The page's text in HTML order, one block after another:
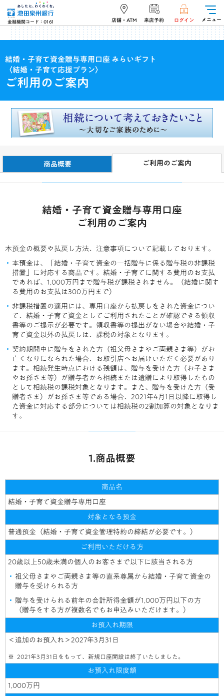
金融機関コード：0161 店舗・ATM 来店予約 ログイン メニュー
結婚・子育て資金贈与専用口座 みらいギフト
〈結婚・子育て応援プラン〉
ご利用のご案内
商品概要 ご利用のご案内
結婚・子育て資金贈与専用口座
ご利用のご案内
本預金の概要や払戻し方法、注意事項について記載しております。
本預金は、「結婚・子育て資金の一括贈与に係る贈与税の非課税
措置」に対応する商品です。結婚・子育てに関する費用のお支払
であれば、1,000万円まで贈与税が課税されません。（結婚に関す
る費用のお支払は300万円まで）
非課税措置の適用には、専用口座から払戻しをされた資金につい
て、結婚・子育て資金としてご利用されたことが確認できる領収
書等のご提示が必要です。領収書等の提出がない場合や結婚・子
育て資金以外の払戻しは、課税の対象となります。
契約期間中に贈与をされた方（祖父母さまやご両親さま等）がお
亡くなりになられた場合、お取引店へお届けいただく必要があり
ます。相続発生時点における残額は、贈与を受けた方（お子さま
やお孫さま等）が贈与者から相続または遺贈により取得したもの
として相続税の課税対象となります。また、贈与を受けた方（受
贈者さま）がお孫さま等である場合、2021年4月1日以降に取得し
た資金に対応する部分については相続税の2割加算の対象となりま
す。
1.商品概要
商品名
結婚・子育て資金贈与専用口座
対象となる預金
普通預金（結婚・子育て資金管理特約の締結が必要です。）
ご利用いただける方
20歳以上50歳未満の個人のお客さまで以下に該当される方
祖父母さまやご両親さま等の直系尊属から結婚・子育て資金の
贈与を受けられる方
贈与を受けられる前年の合計所得金額が1,000万円以下の方
（贈与をする方が複数名でもお申込みいただけます。）
お預入れ期限
＜追加のお預入れ＞2027年3月31日
2021年3月31日をもって、新規口座開設は終了いたしました。
お預入れ限度額
1,000万円